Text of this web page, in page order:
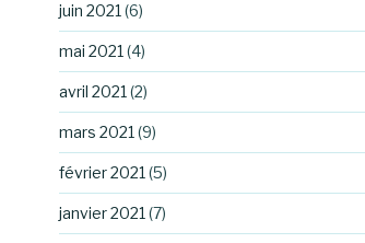
juin 2021 (6)
mai 2021 (4)
avril 2021 (2)
mars 2021 (9)
février 2021 (5)
janvier 2021 (7)